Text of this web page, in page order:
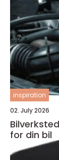
inspiration
02. July 2026
for din bil